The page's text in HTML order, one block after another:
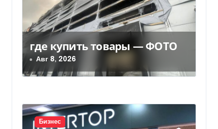
о
з
а
и
где купить товары — ФОТО
Авг 8, 2026
Бизнес